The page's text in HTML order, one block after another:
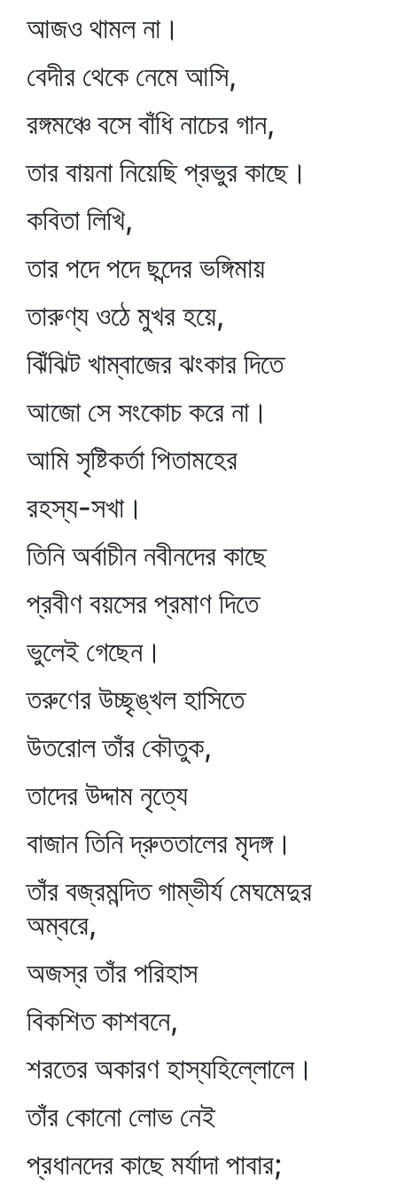
আজও থামল না।
বেদীর থেকে নেমে আসি,
রঙ্গমঞ্চে বসে বাঁধি নাচের গান,
তার বায়না নিয়েছি প্রভুর কাছে।
কবিতা লিখি,
তার পদে পদে ছন্দের ভঙ্গিমায়
তারুণ্য ওঠে মুখর হয়ে,
ঝিঁঝিট খাম্বাজের ঝংকার দিতে
আজো সে সংকোচ করে না।
আমি সৃষ্টিকর্তা পিতামহের
রহস্য-সখা।
তিনি অর্বাচীন নবীনদের কাছে
প্রবীণ বয়সের প্রমাণ দিতে
ভুলেই গেছেন।
তরুণের উচ্ছৃঙ্খল হাসিতে
উতরোল তাঁর কৌতুক,
তাদের উদ্দাম নৃত্যে
বাজান তিনি দ্রুততালের মৃদঙ্গ।
তাঁর বজ্রমন্দিত গাম্ভীর্য মেঘমেদুর
অম্বরে,
অজস্র তাঁর পরিহাস
বিকশিত কাশবনে,
শরতের অকারণ হাস্যহিল্লোলে।
তাঁর কোনো লোভ নেই
প্রধানদের কাছে মর্যাদা পাবার;